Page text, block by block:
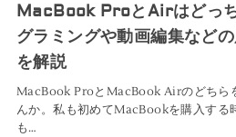
MacBook ProとAirはどっ
グラミングや動画編集など
を解説
MacBook ProとMacBook Airのどちら
んか。私も初めてMacBookを購入す
も…